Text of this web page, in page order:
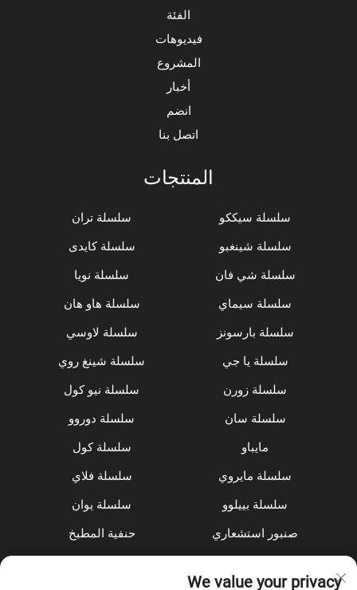
الفئة
فيديوهات
المشروع
أخبار
انضم
اتصل بنا
المنتجات
سلسلة سيككو
سلسلة تران
سلسلة شينغبو
سلسلة كايدى
سلسلة شي فان
سلسلة نويا
سلسلة سيماي
سلسلة هاو هان
سلسلة بارسونز
سلسلة لاوسي
سلسلة يا جي
سلسلة شينغ روي
سلسلة زورن
سلسلة نيو كول
سلسلة سان
سلسلة دوروو
مايباو
سلسلة كول
سلسلة مايروي
سلسلة فلاي
سلسلة بييلوو
سلسلة يوان
صنبور استشعاري
حنفية المطبخ
We value your privacy